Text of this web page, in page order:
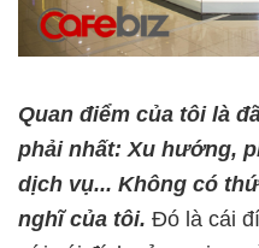
Quan điểm của tôi là
phải nhất: Xu hướng,
dịch vụ... Không có
nghĩ của tôi. Đó là cái